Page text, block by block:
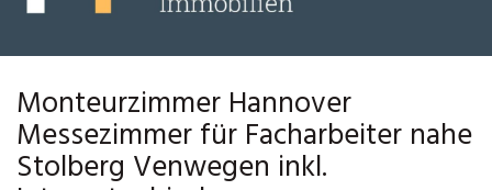
Monteurzimmer Hannover
Messezimmer für Facharbeiter nahe
Stolberg Venwegen inkl.